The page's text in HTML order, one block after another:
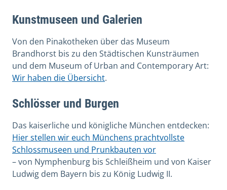
Kunstmuseen und Galerien
Von den Pinakotheken über das Museum
Brandhorst bis zu den Städtischen Kunsträumen
und dem Museum of Urban and Contemporary Art:
Wir haben die Übersicht.
Schlösser und Burgen
Das kaiserliche und königliche München entdecken:
Hier stellen wir euch Münchens prachtvollste
Schlossmuseen und Prunkbauten vor
– von Nymphenburg bis Schleißheim und von Kaiser
Ludwig dem Bayern bis zu König Ludwig II.